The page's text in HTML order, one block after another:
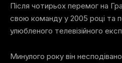
Після чотирьох перемог на
свою команду у 2005 році та
улюбленого телевізійного
Минулого року він